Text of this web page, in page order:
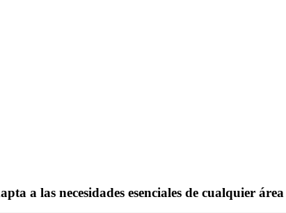
a las necesidades esenciales de cualquier